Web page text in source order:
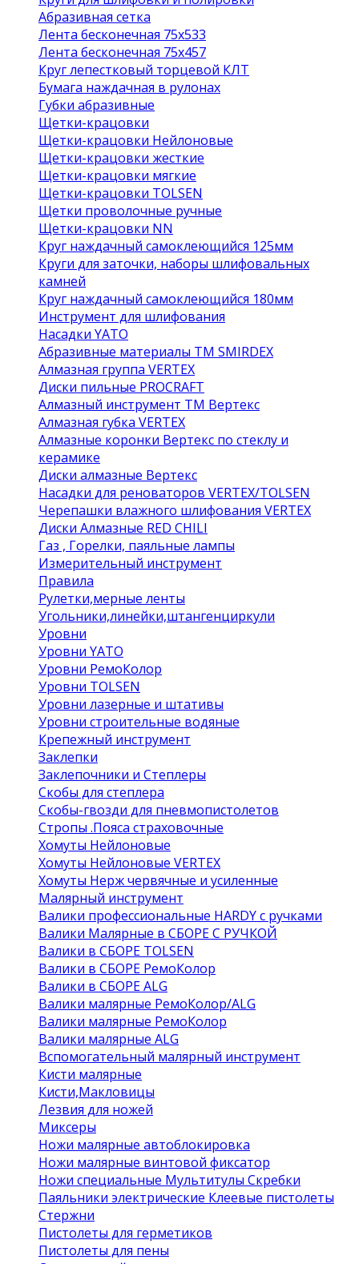
Абразивная сетка
Лента бесконечная 75х533
Лента бесконечная 75х457
Круг лепестковый торцевой КЛТ
Бумага наждачная в рулонах
Губки абразивные
Щетки-крацовки
Щетки-крацовки Нейлоновые
Щетки-крацовки жесткие
Щетки-крацовки мягкие
Щетки-крацовки TOLSEN
Щетки проволочные ручные
Щетки-крацовки NN
Круг наждачный самоклеющийся 125мм
Круги для заточки, наборы шлифовальных
камней
Круг наждачный самоклеющийся 180мм
Инструмент для шлифования
Насадки YATO
Абразивные материалы ТМ SMIRDEX
Алмазная группа VERTEX
Диски пильные PROCRAFT
Алмазный инструмент ТМ Вертекс
Алмазная губка VERTEX
Алмазные коронки Вертекс по стеклу и
керамике
Диски алмазные Вертекс
Насадки для реноваторов VERTEX/TOLSEN
Черепашки влажного шлифования VERTEX
Диски Алмазные RED CHILI
Газ , Горелки, паяльные лампы
Измерительный инструмент
Правила
Рулетки,мерные ленты
Угольники,линейки,штангенциркули
Уровни
Уровни YATO
Уровни РемоКолор
Уровни TOLSEN
Уровни лазерные и штативы
Уровни строительные водяные
Крепежный инструмент
Заклепки
Заклепочники и Степлеры
Скобы для степлера
Скобы-гвозди для пневмопистолетов
Стропы .Пояса страховочные
Хомуты Нейлоновые
Хомуты Нейлоновые VERTEX
Хомуты Нерж червячные и усиленные
Малярный инструмент
Валики профессиональные HARDY с ручками
Валики Малярные в СБОРЕ С РУЧКОЙ
Валики в СБОРЕ TOLSEN
Валики в СБОРЕ РемоКолор
Валики в СБОРЕ ALG
Валики малярные РемоКолор/ALG
Валики малярные РемоКолор
Валики малярные ALG
Вспомогательный малярный инструмент
Кисти малярные
Кисти,Макловицы
Лезвия для ножей
Миксеры
Ножи малярные автоблокировка
Ножи малярные винтовой фиксатор
Ножи специальные Мультитулы Скребки
Паяльники электрические Клеевые пистолеты
Стержни
Пистолеты для герметиков
Пистолеты для пены